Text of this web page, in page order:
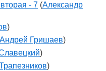
- 7 (Александр
)
Андрей Гришаев)
)
)